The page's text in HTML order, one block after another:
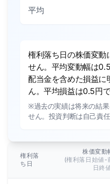
平均
権利落ち日の株価変動
せん。平均変動幅は0.5
配当金を含めた損益に
ん。平均損益は0.5円で
※過去の実績は将来の結
せん。投資判断は自己責
権利落
ち日
株価変動
(権利落日始値-
日終